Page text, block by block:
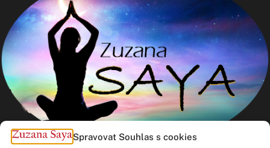
Spravovat Souhlas s cookies